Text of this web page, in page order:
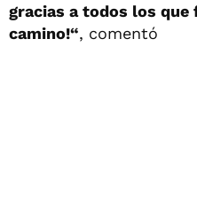
gracias a todos los que
camino!“, comentó